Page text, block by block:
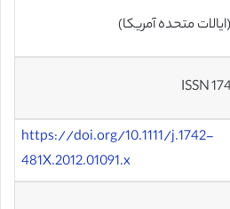
متحده آمریکا)
ISSN
https://doi.org/10.1111/j.1742-
481X.2012.01091.x